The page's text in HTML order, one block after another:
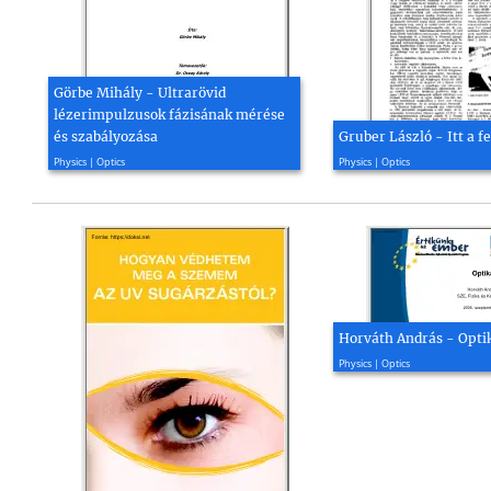
Görbe Mihály - Ultrarövid
lézerimpulzusok fázisának mérése
és szabályozása
Physics | Optics
Gruber László - Itt a
Physics | Optics
Horváth András -
Physics | Optics